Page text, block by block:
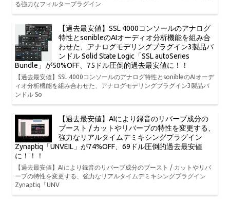
る強力なフィルタープラグイン
【過去最安値】SSL 4000コンソールのアナログ
特性とsonibleのAIオーディオ分析機能を組み合
わせた、アナログモデリングプラグイン3製品バ
ンドル Solid State Logic「SSL autoSeries
Bundle」が50%OFF、75ドル圧倒的過去最安値に！！
【過去最安値】SSL 4000コンソールのアナログ特性とsonibleのAIオーデ
ィオ分析機能を組み合わせた、アナログモデリングプラグイン3製品バ
ンドル So
【過去最安値】AIにより録音のリバーブ成分の
ブースト / カットやリバーブの特性を変更する、
強力なリアルタイムデミキシングプラグイン
Zynaptiq「UNVEIL」が74%OFF、69ドル圧倒的過去最安値
に！！！
【過去最安値】AIにより録音のリバーブ成分のブースト / カットやリバ
ーブの特性を変更する、強力なリアルタイムデミキシングプラグイン
Zynaptiq「UNV